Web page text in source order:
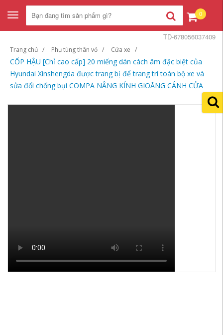
Toggle
navigation
0
Trang chủ Phụ tùng thân vỏ Cửa xe
CỐP HẬU [Chỉ cao cấp] 20 miếng dán cách âm đặc biệt của
Hyundai Xinshengda được trang bị để trang trí toàn bộ xe và
sửa đổi chống bụi COMPA NÂNG KÍNH GIOĂNG CÁNH CỬA
TD-678056037409